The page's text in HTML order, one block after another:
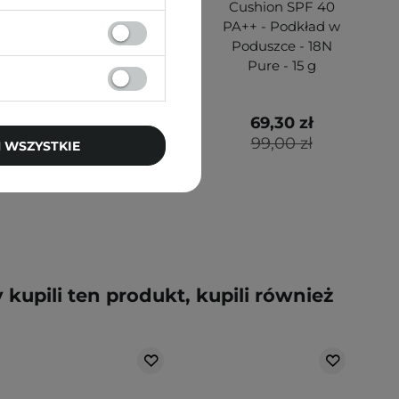
- Kremowy Balsam
do Ust i Policzków
- ND05 Be - 5g
79,00 zł
49,42 zł
Cushion SPF 40
PA++ - Podkład w
Poduszce - 18N
Pure - 15 g
99,00 zł
69,30 zł
kupili ten produkt, kupili również